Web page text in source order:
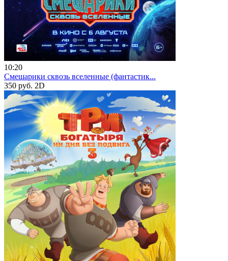
10:20
Смешарики сквозь вселенные (фантастик...
350 руб. 2D